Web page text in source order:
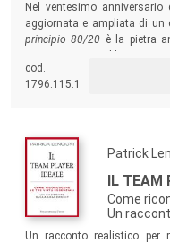
Nel ventesimo
aggiornata e ampliata di un
principio 80/20 è la pietra
settimana
cod.
1796.115.1
Patrick
IL TEAM
Come
Un
Un racconto realistico per